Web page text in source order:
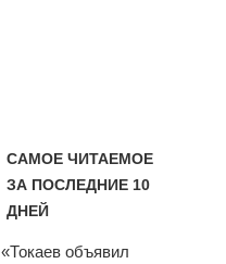
САМОЕ ЧИТАЕМОЕ
ЗА ПОСЛЕДНИЕ 10
ДНЕЙ
«Токаев объявил